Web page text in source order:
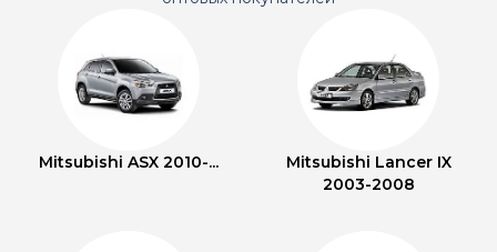
Mitsubishi ASX 2010-...
Mitsubishi Lancer IX
2003-2008